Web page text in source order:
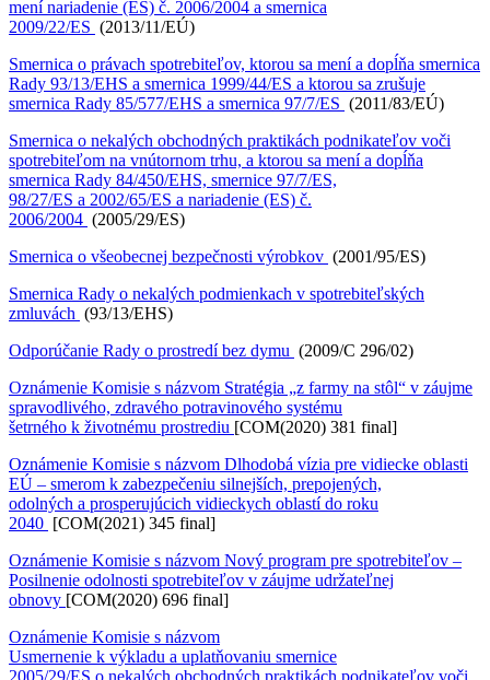
mení nariadenie (ES) č. 2006/2004 a smernica
2009/22/ES (2013/11/EÚ)
Smernica o právach spotrebiteľov, ktorou sa mení a dopĺňa smernica
Rady 93/13/EHS a smernica 1999/44/ES a ktorou sa zrušuje
smernica Rady 85/577/EHS a smernica 97/7/ES (2011/83/EÚ)
Smernica o nekalých obchodných praktikách podnikateľov voči
spotrebiteľom na vnútornom trhu, a ktorou sa mení a dopĺňa
smernica Rady 84/450/EHS, smernice 97/7/ES,
98/27/ES a 2002/65/ES a nariadenie (ES) č.
2006/2004 (2005/29/ES)
Smernica o všeobecnej bezpečnosti výrobkov (2001/95/ES)
Smernica Rady o nekalých podmienkach v spotrebiteľských
zmluvách (93/13/EHS)
Odporúčanie Rady o prostredí bez dymu (2009/C 296/02)
Oznámenie Komisie s názvom Stratégia „z farmy na stôl“ v záujme
spravodlivého, zdravého potravinového systému
šetrného k životnému prostrediu [COM(2020) 381 final]
Oznámenie Komisie s názvom Dlhodobá vízia pre vidiecke oblasti
EÚ – smerom k zabezpečeniu silnejších, prepojených,
odolných a prosperujúcich vidieckych oblastí do roku
2040 [COM(2021) 345 final]
Oznámenie Komisie s názvom Nový program pre spotrebiteľov –
Posilnenie odolnosti spotrebiteľov v záujme udržateľnej
obnovy [COM(2020) 696 final]
Oznámenie Komisie s názvom
Usmernenie k výkladu a uplatňovaniu smernice